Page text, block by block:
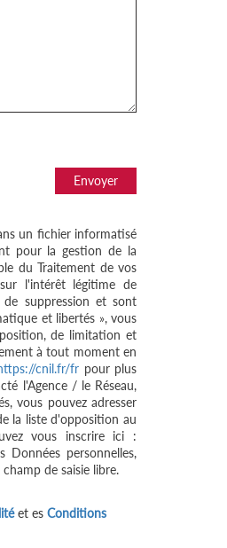
Envoyer
un fichier informatisé
pour la gestion de la
du Traitement de vos
l'intérêt légitime de
de suppression et sont
et libertés », vous
de limitation et
à tout moment en
cnil.fr/fr pour plus
l'Agence / le Réseau,
vous pouvez adresser
la liste d'opposition au
vous inscrire ici :
personnelles,
de saisie libre.
et es Conditions